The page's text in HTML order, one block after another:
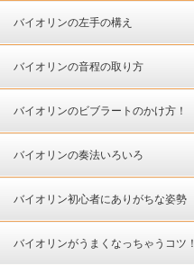
バイオリンの左手の構え
バイオリンの音程の取り方
バイオリンのビブラートのかけ方！
バイオリンの奏法いろいろ
バイオリン初心者にありがちな姿勢
バイオリンがうまくなっちゃうコツ！